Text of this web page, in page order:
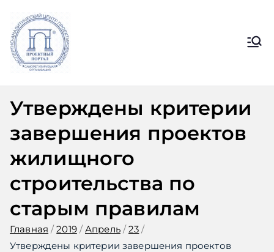
содержимому
ЭАЦП
«Проектный
портал»
портал»
Утверждены критерии
завершения проектов
жилищного
строительства по
старым правилам
Главная 2019 Апрель
23
Утверждены критерии завершения проектов